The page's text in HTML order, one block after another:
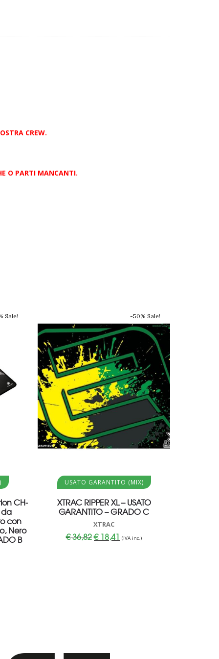
CREW.
O PARTI MANCANTI.
Sale!
CH-
da
con
Nero
B
-50% Sale!
Aggiungi al carrello
USATO GARANTITO (MIX)
XTRAC RIPPER XL – USATO
GARANTITO – GRADO C
XTRAC
€36,82Il
prezzo
€18,41 Il
prezzo
(IVA inc.)